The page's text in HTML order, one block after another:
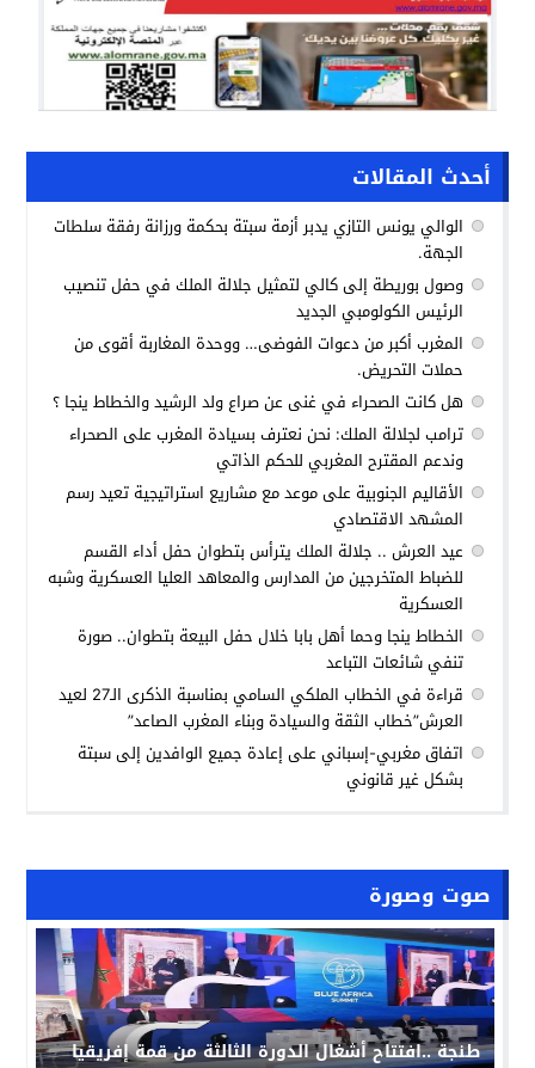
صوت وصورة
طنجة ..افتتاح أشغال الدورة الثالثة من قمة إفريقيا
أحدث المقالات
الوالي يونس التازي يدبر أزمة سبتة بحكمة ورزانة رفقة سلطات
الجهة.
وصول بوريطة إلى كالي لتمثيل جلالة الملك في حفل تنصيب
الرئيس الكولومبي الجديد
المغرب أكبر من دعوات الفوضى… ووحدة المغاربة أقوى من
حملات التحريض.
هل كانت الصحراء في غنى عن صراع ولد الرشيد والخطاط ينجا ؟
ترامب لجلالة الملك: نحن نعترف بسيادة المغرب على الصحراء
وندعم المقترح المغربي للحكم الذاتي
الأقاليم الجنوبية على موعد مع مشاريع استراتيجية تعيد رسم
المشهد الاقتصادي
عيد العرش .. جلالة الملك يترأس بتطوان حفل أداء القسم
للضباط المتخرجين من المدارس والمعاهد العليا العسكرية وشبه
العسكرية
الخطاط ينجا وحما أهل بابا خلال حفل البيعة بتطوان.. صورة
تنفي شائعات التباعد
قراءة في الخطاب الملكي السامي بمناسبة الذكرى الـ27 لعيد
العرش”خطاب الثقة والسيادة وبناء المغرب الصاعد”
اتفاق مغربي-إسباني على إعادة جميع الوافدين إلى سبتة
بشكل غير قانوني